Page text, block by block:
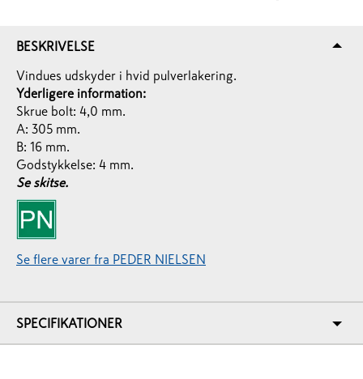
BESKRIVELSE
Vindues udskyder i hvid pulverlakering.
Yderligere information:
Skrue bolt: 4,0 mm.
A: 305 mm.
B: 16 mm.
Godstykkelse: 4 mm.
Se skitse.
Se flere varer fra PEDER NIELSEN
SPECIFIKATIONER